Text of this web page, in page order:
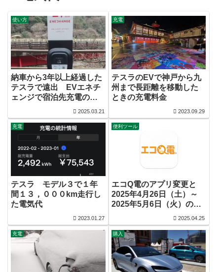
使い方
納車から3年以上経過した
テスラで遠出 EVエネチ
ェンジで宿泊先充電の実
2025.03.21
充電
テスラのEVで神戸から九
州まで長距離を移動した
ときの充電料金
2023.09.29
充電
テスラ モデル３で１年
間１３，０００km走行し
た電気代
2023.01.27
便利ツール
エコQ電のアプリ変更と
2025年4月26日（土）～
2025年5月6日（火）の割
2025.04.25
充電 購入